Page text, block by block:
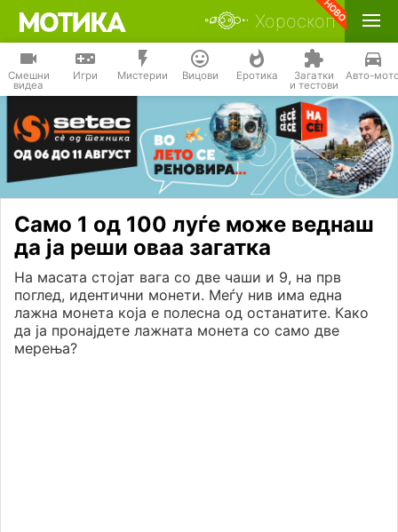
Хороскоп
Смешни
видеа
Игри Мистерии Вицови Еротика Загатки
и тестови
Авто-
Само 1 од 100 луѓе може веднаш
да ја реши оваа загатка
На масата стојат вага со две чаши и 9, на прв
поглед, идентични монети. Меѓу нив има една
лажна монета која е полесна од останатите. Како
да ја пронајдете лажната монета со само две
мерења?